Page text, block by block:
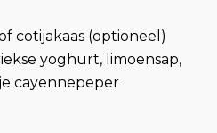
cotijakaas (optioneel)
yoghurt, limoensap,
cayennepeper